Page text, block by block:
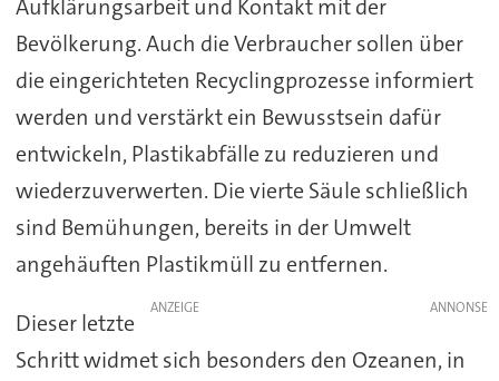
Aufklärungsarbeit und Kontakt mit der
Bevölkerung. Auch die Verbraucher sollen über
die eingerichteten Recyclingprozesse informiert
werden und verstärkt ein Bewusstsein dafür
entwickeln, Plastikabfälle zu reduzieren und
wiederzuverwerten. Die vierte Säule schließlich
sind Bemühungen, bereits in der Umwelt
angehäuften Plastikmüll zu entfernen.
ANZEIGE
Dieser letzte
Schritt widmet sich besonders den Ozeanen, in